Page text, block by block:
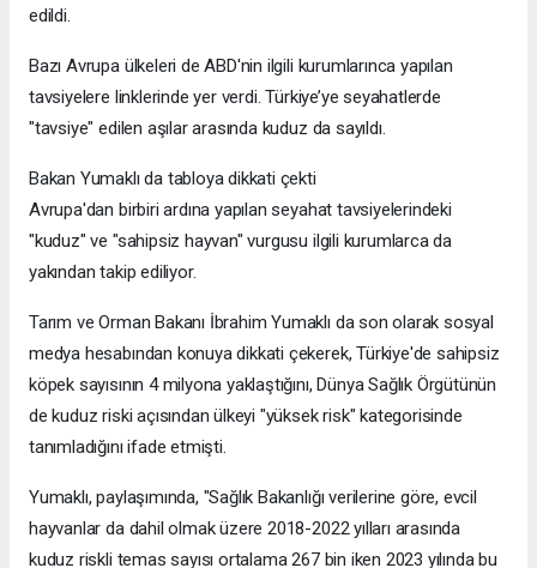
edildi.
Bazı Avrupa ülkeleri de ABD'nin ilgili kurumlarınca yapılan
tavsiyelere linklerinde yer verdi. Türkiye’ye seyahatlerde
"tavsiye" edilen aşılar arasında kuduz da sayıldı.
Bakan Yumaklı da tabloya dikkati çekti
Avrupa'dan birbiri ardına yapılan seyahat tavsiyelerindeki
"kuduz" ve "sahipsiz hayvan" vurgusu ilgili kurumlarca da
yakından takip ediliyor.
Tarım ve Orman Bakanı İbrahim Yumaklı da son olarak sosyal
medya hesabından konuya dikkati çekerek, Türkiye'de sahipsiz
köpek sayısının 4 milyona yaklaştığını, Dünya Sağlık Örgütünün
de kuduz riski açısından ülkeyi "yüksek risk" kategorisinde
tanımladığını ifade etmişti.
Yumaklı, paylaşımında, "Sağlık Bakanlığı verilerine göre, evcil
hayvanlar da dahil olmak üzere 2018-2022 yılları arasında
kuduz riskli temas sayısı ortalama 267 bin iken 2023 yılında bu